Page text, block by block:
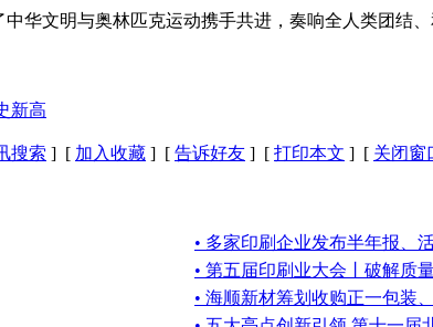
文明与奥林匹克运动携手共进，奏响全人类团结
新高
搜索 ] [ 加入收藏 ] [ 告诉好友 ] [ 打印本文 ] [ 关闭窗
• 多家印刷企业发布半年报、
• 第五届印刷业大会丨破解质
• 海顺新材筹划收购正一包装